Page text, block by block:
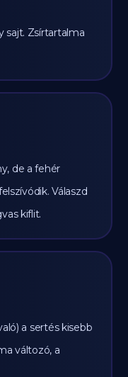
sajt. Zsírtartalma
de a fehér
Válaszd
kiflit.
a sertés kisebb
változó, a